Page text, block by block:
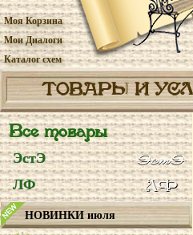
Моя Корзина
Мои Диалоги
Каталог схем
ТОВАРЫ И
Все товары
ЭстЭ
ЛФ
НОВИНКИ июля